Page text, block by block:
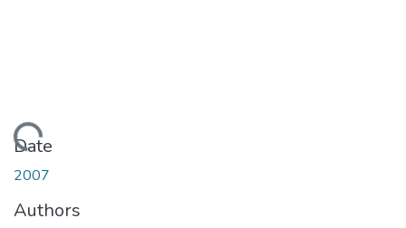
Loading...
Date
2007
Authors